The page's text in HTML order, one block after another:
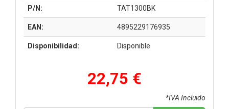
P/N: TAT1300BK
EAN: 4895229176935
Disponibilidad: Disponible
22,75 €
*IVA Incluido